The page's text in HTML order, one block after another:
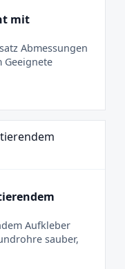
mit
Abmessungen
Geeignete
Aufkleber
sauber,